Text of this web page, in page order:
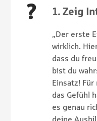
1. Zeig
„Der erste
wirklich.
dass du
bist du
Einsatz!
das Gefühl
es genau
deine